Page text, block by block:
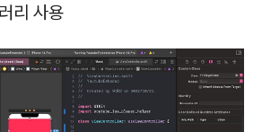
리 사용